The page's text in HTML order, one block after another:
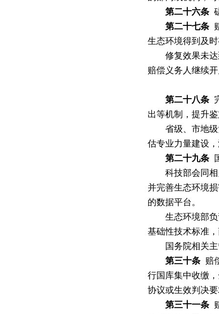
第二十六条
第二十七条
生态环境得到及
修复效果未达
赔偿义务人继续
第二十八条
出等机制，提升
省级、市地级
估专业力量建设
第二十九条
科技部会同相
并完善生态环境
的数据平台。
生态环境部负
基础性技术标准
国务院相关主
第三十条 赔
行国库集中收缴
协议或生效判决
第三十一条